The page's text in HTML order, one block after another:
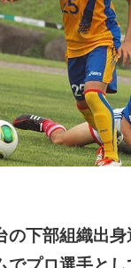
の下部組織出